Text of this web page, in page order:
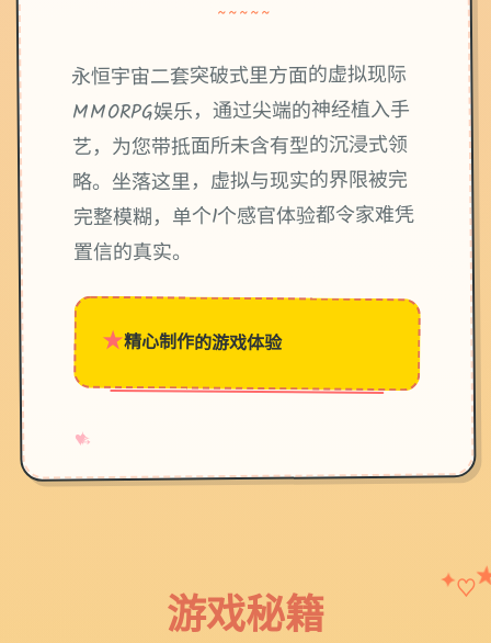
~~~~~
永恒宇宙二套突破式里方面的虚拟现际
MMORPG娱乐，通过尖端的神经植入手
艺，为您带抵面所未含有型的沉浸式领
略。坐落这里，虚拟与现实的界限被完
完整模糊，单个1个感官体验都令家难凭
置信的真实。
★精心制作的游戏体验
♥
✧
→
游戏秘籍
✦♡